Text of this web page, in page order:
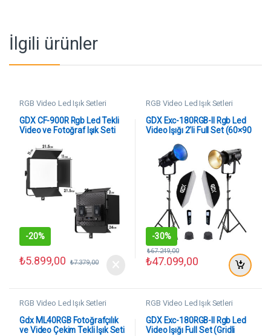
İlgili ürünler
RGB Video Led Işık Setleri
GDX CF-900R Rgb Led Tekli
Video ve Fotoğraf Işık Seti
-20%
₺5.899,00 ₺7.379,00
RGB Video Led Işık Setleri
GDX Exc-180RGB-II Rgb Led
Video Işığı 2’li Full Set (60×90
Ayağı)
-30%
₺47.099,00
₺67.249,00
RGB Video Led Işık Setleri
Gdx ML40RGB Fotoğrafçılık
ve Video Çekim Tekli Işık Seti
RGB Video Led Işık Setleri
GDX Exc-180RGB-II Rgb Led
Video Işığı Full Set (Gridli